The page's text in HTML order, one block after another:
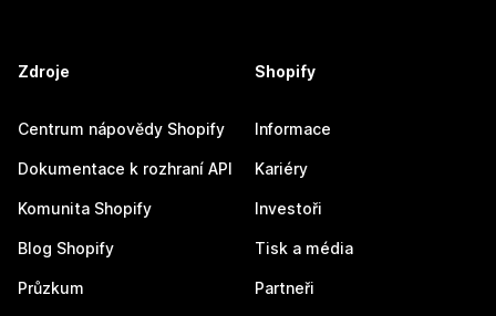
Zdroje
Centrum nápovědy Shopify
Dokumentace k rozhraní API
Komunita Shopify
Blog Shopify
Průzkum
Shopify
Informace
Kariéry
Investoři
Tisk a média
Partneři